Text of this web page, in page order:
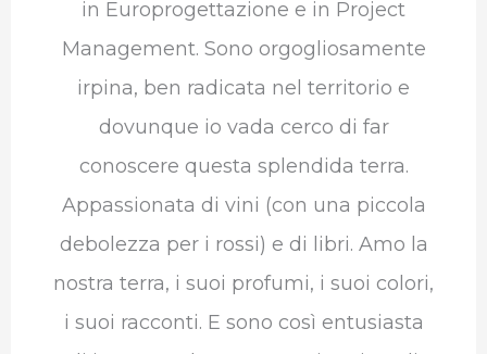
in Europrogettazione e in Project
Management. Sono orgogliosamente
irpina, ben radicata nel territorio e
dovunque io vada cerco di far
conoscere questa splendida terra.
Appassionata di vini (con una piccola
debolezza per i rossi) e di libri. Amo la
nostra terra, i suoi profumi, i suoi colori,
i suoi racconti. E sono così entusiasta